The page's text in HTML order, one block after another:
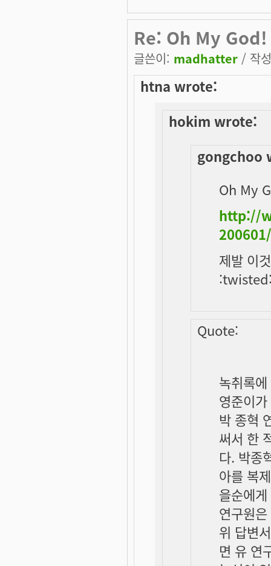
Re: Oh My God!
글쓴이: madhatter / 작
htna wrote:
hokim wrote:
gongchoo
Oh My
http://
제발 이
Quote:
녹취록
영준이
박 종혁
써서 한
다. 박종
아를 복
을순에
연구원
위 답변
면 유 연